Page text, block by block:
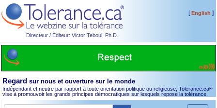
Directeur / Éditeur: Victor Teboul, Ph.D.
[English ]
Regard sur nous et ouverture sur le monde
Indépendant et neutre par rapport à toute orientation politique ou religieuse, Tolerance.ca®
vise à promouvoir les grands principes démocratiques sur lesquels repose la tolérance.